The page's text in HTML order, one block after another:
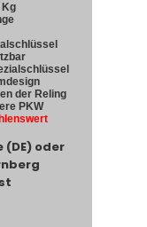
Kg
der Reling
PKW
(DE) oder